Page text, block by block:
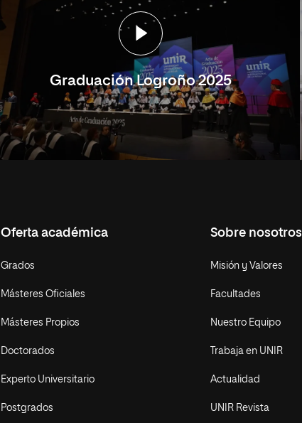
Graduación Logroño 2025
Oferta académica
Grados
Másteres Oficiales
Másteres Propios
Doctorados
Experto Universitario
Postgrados
Sobre nosotros
Misión y Valores
Facultades
Nuestro Equipo
Trabaja en UNIR
Actualidad
UNIR Revista